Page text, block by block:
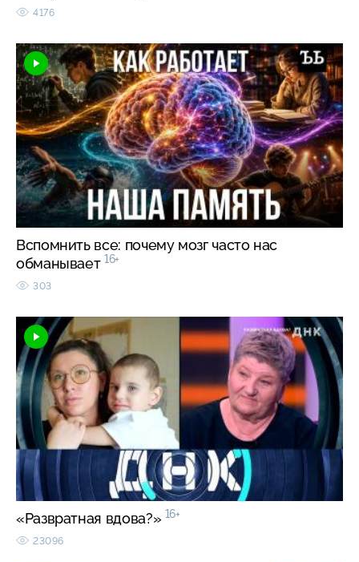
4176
Вспомнить все: почему мозг часто нас
обманывает 16+
303
«Развратная вдова?» 16+
23096